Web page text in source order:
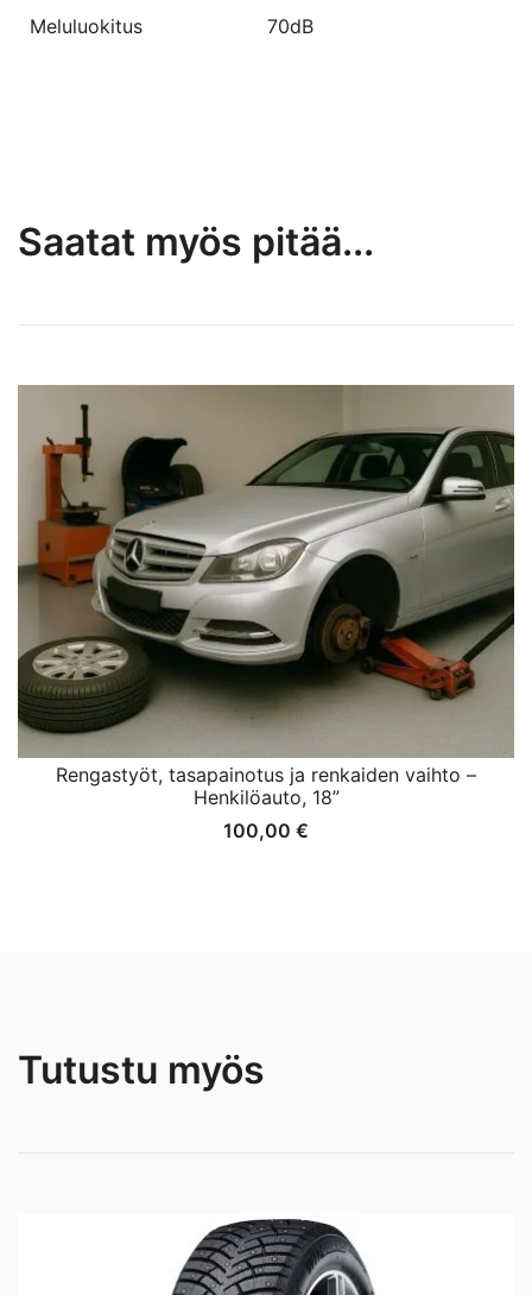
Meluluokitus 70dB
Saatat myös pitää...
Rengastyöt, tasapainotus ja renkaiden vaihto –
Henkilöauto, 18”
100,00 €
Tutustu myös